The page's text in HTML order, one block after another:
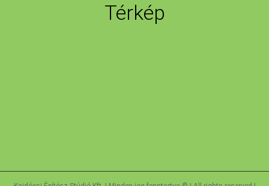
Térkép